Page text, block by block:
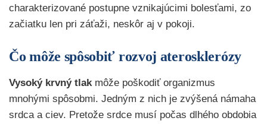
charakterizované postupne vznikajúcimi bolesťami, zo
začiatku len pri záťaži, neskôr aj v pokoji.
Čo môže spôsobiť rozvoj aterosklerózy
Vysoký krvný tlak môže poškodiť organizmus
mnohými spôsobmi. Jedným z nich je zvýšená námaha
srdca a ciev. Pretože srdce musí počas dlhého obdobia